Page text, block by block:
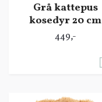
Grå kattepus
kosedyr 20 cm
449,-